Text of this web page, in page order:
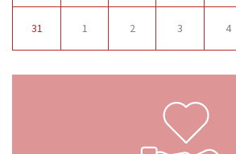
31 1 2 3 4